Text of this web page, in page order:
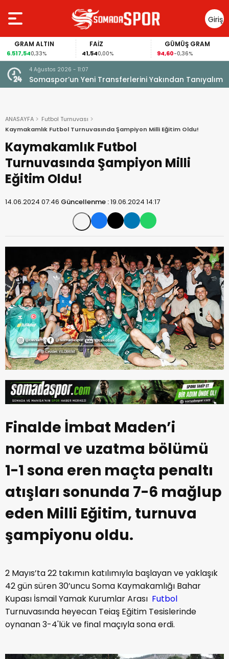
Giriş
Yap
FAİZ
41,54
GÜMÜŞ GRAM
94,60
BITCOIN
64.881,00
3 Ağustos 2026 - 12:23
U15 Kız Milli Takımı Seçme Kampında Soma Zafer
Spor’dan 4 Oyuncu
ANASAYFA
Futbol Turnuvası
Kaymakamlık Futbol Turnuvasında Şampiyon Milli Eğitim Oldu!
Kaymakamlık Futbol
Turnuvasında Şampiyon Milli
Eğitim Oldu!
14.06.2024 07:46 Güncellenme :19.06.2024 14:17
Finalde İmbat Maden’i
normal ve uzatma bölümü
1-1 sona eren maçta penaltı
atışları sonunda 7-6 mağlup
eden Milli Eğitim, turnuva
şampiyonu oldu.
2 Mayıs’ta 22 takımın katılımıyla başlayan ve yaklaşık
42 gün süren 30’uncu Soma Kaymakamlığı Bahar
Kupası İsmail Yamak Kurumlar Arası Futbol
Turnuvasında heyecan Teiaş Eğitim Tesislerinde
oynanan 3-4'lük ve final maçıyla sona erdi.